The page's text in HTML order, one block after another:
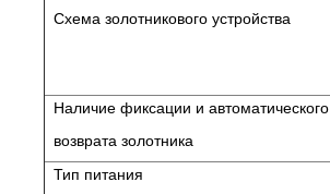
Схема золотникового устройства
Наличие фиксации и автоматического
возврата золотника
Тип питания